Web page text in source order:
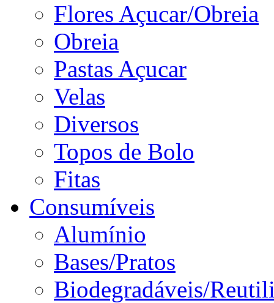
Flores Açucar/Obreia
Obreia
Pastas Açucar
Velas
Diversos
Topos de Bolo
Fitas
Consumíveis
Alumínio
Bases/Pratos
Biodegradáveis/